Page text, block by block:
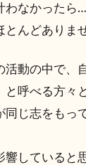
わなかったら
んどありま
活動の中で、
と呼べる方々
同じ志をもっ
響していると